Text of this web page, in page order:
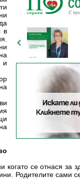
в
и
когато се отнася
Родителите сами